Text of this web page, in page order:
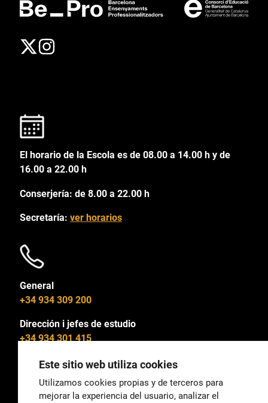
El horario de la Escola es de 08.00 a 14.00 h y de
16.00 a 22.00 h
Conserjería: de 8.00 a 22.00 h
Secretaría: ver horarios
General
+34 934 309 200
Dirección i jefes de estudio
+34 934 301 415
Este sitio web utiliza cookies
Utilizamos cookies propias y de terceros para
mejorar la experiencia del usuario, analizar el